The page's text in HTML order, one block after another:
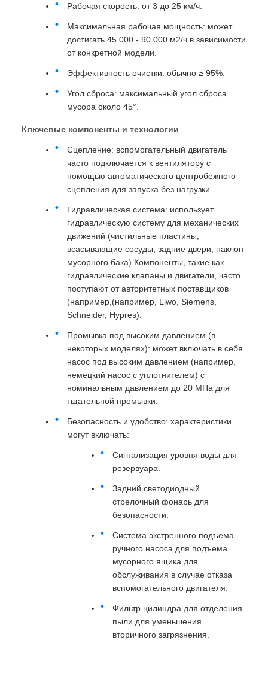
Рабочая скорость: от 3 до 25 км/ч.
Максимальная рабочая мощность: может
достигать 45 000 - 90 000 м2/ч в зависимости
от конкретной модели.
Эффективность очистки: обычно ≥ 95%.
Угол сброса: максимальный угол сброса
мусора около 45°.
Ключевые компоненты и технологии
Сцепление: вспомогательный двигатель
часто подключается к вентилятору с
помощью автоматического центробежного
сцепления для запуска без нагрузки.
Гидравлическая система: использует
гидравлическую систему для механических
движений (чистильные пластины,
всасывающие сосуды, задние двери, наклон
мусорного бака).Компоненты, такие как
гидравлические клапаны и двигатели, часто
поступают от авторитетных поставщиков
(например,(например, Liwo, Siemens,
Schneider, Hypres).
Промывка под высоким давлением (в
некоторых моделях): может включать в себя
насос под высоким давлением (например,
немецкий насос с уплотнителем) с
номинальным давлением до 20 МПа для
тщательной промывки.
Безопасность и удобство: характеристики
могут включать:
Сигнализация уровня воды для
резервуара.
Задний светодиодный
стрелочный фонарь для
безопасности.
Система экстренного подъема
ручного насоса для подъема
мусорного ящика для
обслуживания в случае отказа
вспомогательного двигателя.
Фильтр цилиндра для отделения
пыли для уменьшения
вторичного загрязнения.